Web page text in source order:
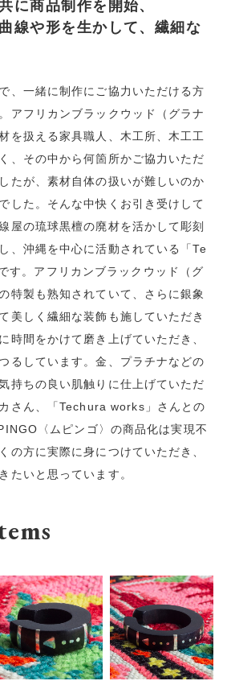
に商品制作を開始、
線や形を生かして、繊細な
、一緒に制作にご協力いただける方
アフリカンブラックウッド（グラナ
を扱える家具職人、木工所、木工工
、その中から何箇所かご協力いただ
たが、素材自体の扱いが難しいのか
した。そんな中快くお引き受けして
屋の琉球黒檀の廃材を活かして彫刻
、沖縄を中心に活動されている「Te
す。アフリカンブラックウッド（グ
特製も熟知されていて、さらに銀象
美しく繊細な装飾も施していただき
時間をかけて磨き上げていただき、
るしています。金、プラチナなどの
持ちの良い肌触りに仕上げていただ
さん、「Techura works」さんとの
〈ムピンゴ〉の商品化は実現不
の方に実際に身につけていただき、
たいと思っています。